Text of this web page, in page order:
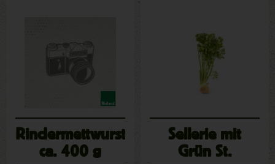
Rindermettwurst
ca. 400 g
Sellerie mit
Grün St.